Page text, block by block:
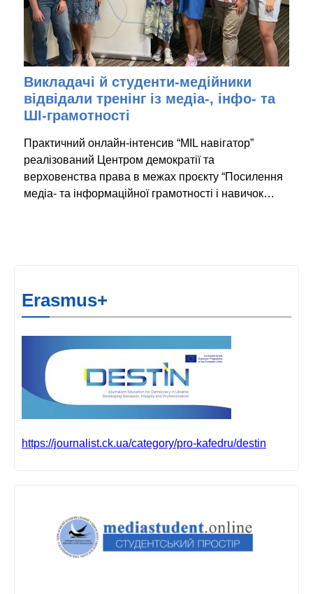
Викладачі й студенти-медійники
відвідали тренінг із медіа-, інфо- та
ШІ-грамотності
Практичний онлайн-інтенсив “MIL навігатор”
реалізований Центром демократії та
верховенства права в межах проєкту “Посилення
медіа- та інформаційної грамотності і навичок…
Erasmus+
https://journalist.ck.ua/category/pro-kafedru/destin